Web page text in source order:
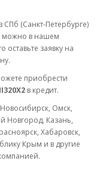
в СПб (Санкт-Петербурге)
можно в нашем
оставьте заявку на
приобрести
в кредит.
Новосибирск, Омск,
Новгород, Казань,
Хабаровск,
Крым и в другие